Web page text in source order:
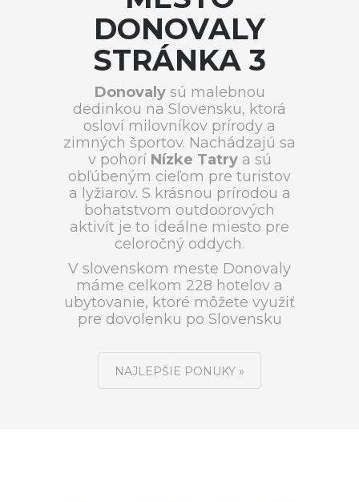
DONOVALY
STRÁNKA 3
Donovalysú malebnou
dedinkou na Slovensku, ktorá
osloví milovníkov prírody a
zimných športov. Nachádzajú sa
v pohorí Nízke Tatrya sú
obľúbeným cieľom pre turistov
a lyžiarov. S krásnou prírodou a
bohatstvom outdoorových
aktivít je to ideálne miesto pre
celoročný oddych.
V slovenskom meste Donovaly
máme celkom 228 hotelov a
ubytovanie, ktoré môžete využiť
pre dovolenku po Slovensku
NAJLEPŠIE PONUKY »